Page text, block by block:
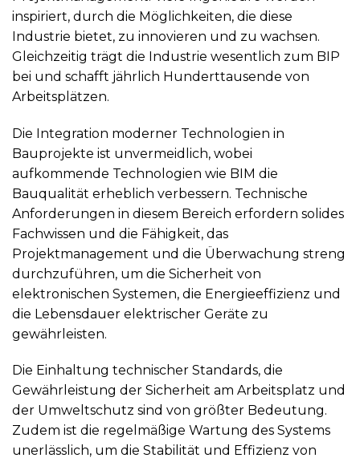
inspiriert, durch die Möglichkeiten, die diese
Industrie bietet, zu innovieren und zu wachsen.
Gleichzeitig trägt die Industrie wesentlich zum BIP
bei und schafft jährlich Hunderttausende von
Arbeitsplätzen.
Die Integration moderner Technologien in
Bauprojekte ist unvermeidlich, wobei
aufkommende Technologien wie BIM die
Bauqualität erheblich verbessern. Technische
Anforderungen in diesem Bereich erfordern solides
Fachwissen und die Fähigkeit, das
Projektmanagement und die Überwachung streng
durchzuführen, um die Sicherheit von
elektronischen Systemen, die Energieeffizienz und
die Lebensdauer elektrischer Geräte zu
gewährleisten.
Die Einhaltung technischer Standards, die
Gewährleistung der Sicherheit am Arbeitsplatz und
der Umweltschutz sind von größter Bedeutung.
Zudem ist die regelmäßige Wartung des Systems
unerlässlich, um die Stabilität und Effizienz von